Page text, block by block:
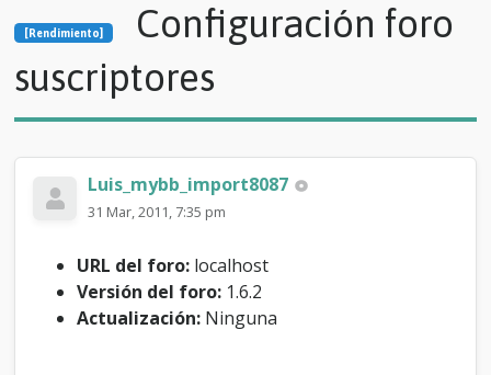
C
o
g
r
[Rendimiento]
Configuración foro
suscriptores
Luis_mybb_import8087
31 Mar, 2011, 7:35 pm
URL del foro: localhost
Versión del foro: 1.6.2
Actualización: Ninguna